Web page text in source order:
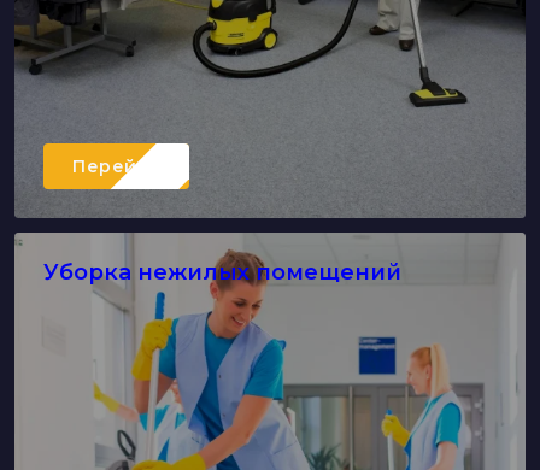
Перейти
Уборка нежилых помещений